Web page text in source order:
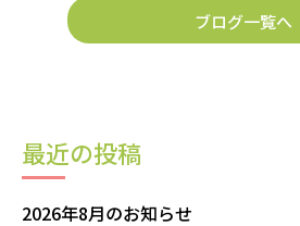
ブログ一覧へ
最近の投稿
2026年8月のお知らせ